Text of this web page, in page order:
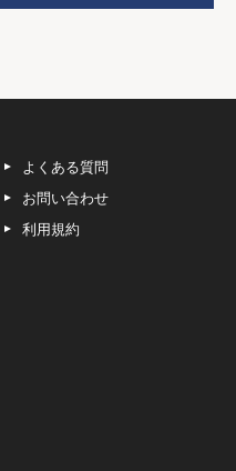
よくある質問
お問い合わせ
利用規約